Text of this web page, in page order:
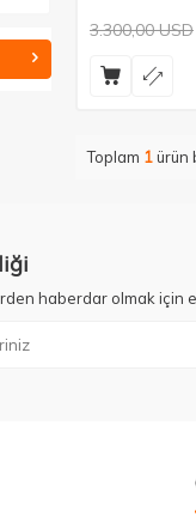
3.300,00USD
Toplam 1ürün
haberdar olmak için